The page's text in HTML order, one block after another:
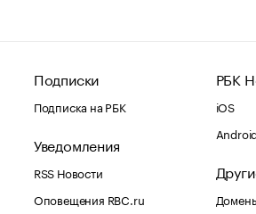
Подписки
Подписка на РБК
Уведомления
RSS Новости
Оповещения RBC.ru
РБК
iOS